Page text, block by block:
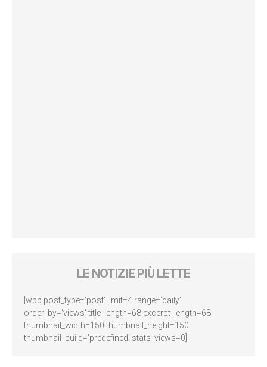
LE NOTIZIE PIÙ LETTE
[wpp post_type='post' limit=4 range='daily'
order_by='views' title_length=68 excerpt_length=68
thumbnail_width=150 thumbnail_height=150
thumbnail_build='predefined' stats_views=0]